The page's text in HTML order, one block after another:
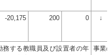
-20,175 200 0 ↓
務する教職員及び設置者の年
事業